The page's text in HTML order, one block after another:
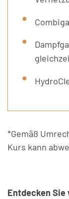
*Gemäß
Kurs kann
Entdecken Sie